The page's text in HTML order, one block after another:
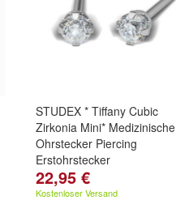
STUDEX * Tiffany Cubic
Zirkonia Mini* Medizinische
Ohrstecker Piercing
Erstohrstecker
22,95 €
Kostenloser Versand